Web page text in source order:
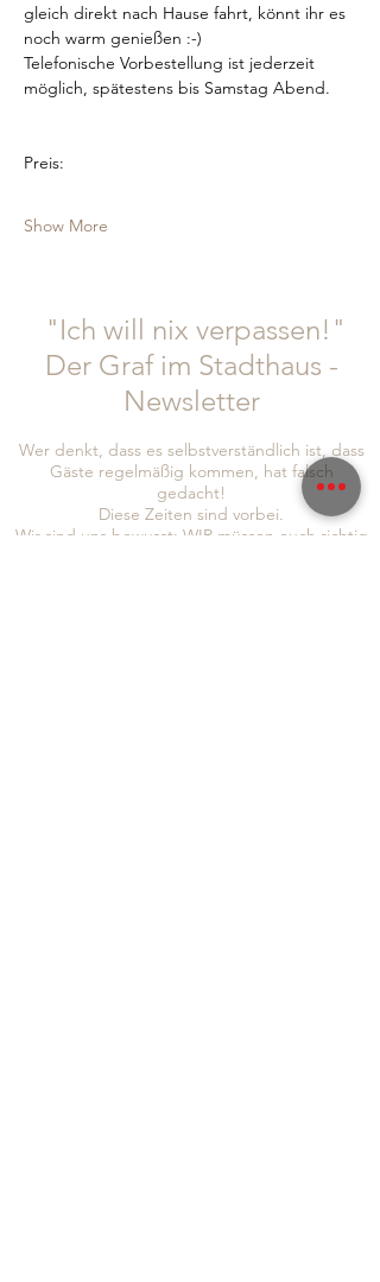
gleich direkt nach Hause fahrt, könnt ihr es
noch warm genießen :-)
Telefonische Vorbestellung ist jederzeit
möglich, spätestens bis Samstag Abend.
Preis:
Show More
"Ich will nix verpassen!"
Der Graf im Stadthaus -
Newsletter
Wer denkt, dass es selbstverständlich ist, dass
Gäste regelmäßig kommen, hat falsch
gedacht!
Diese Zeiten sind vorbei.
Wir sind uns bewusst: WIR müssen euch richtig